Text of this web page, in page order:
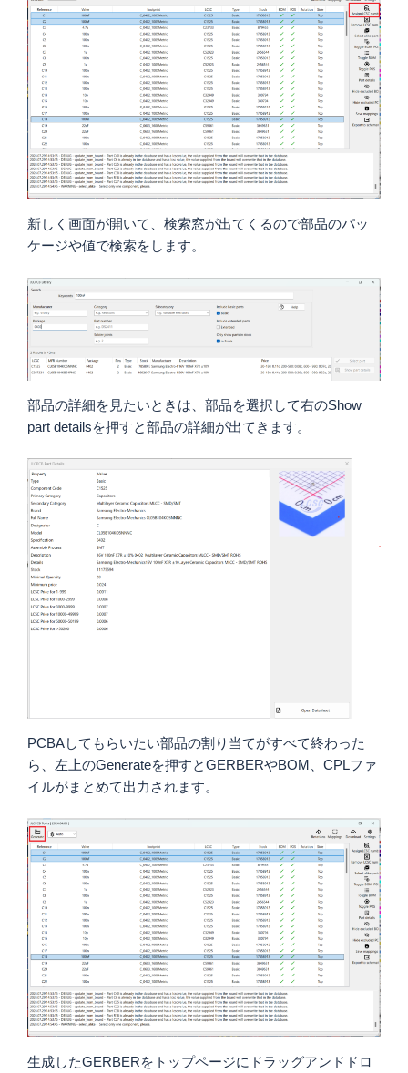
新しく画面が開いて、検索窓が出てくるので部品のパッ
ケージや値で検索をします。
部品の詳細を見たいときは、部品を選択して右のShow
part detailsを押すと部品の詳細が出てきます。
PCBAしてもらいたい部品の割り当てがすべて終わった
ら、左上のGenerateを押すとGERBERやBOM、CPLファ
イルがまとめて出力されます。
生成したGERBERをトップページにドラッグアンドドロ